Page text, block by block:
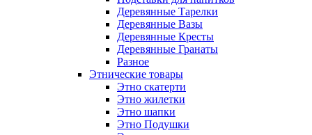
Деревянные Тарелки
Деревянные Вазы
Деревянные Кресты
Деревянные Гранаты
Разное
Этнические товары
Этно скатерти
Этно жилетки
Этно шапки
Этно Подушки